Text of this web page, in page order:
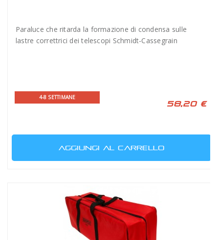
Paraluce che ritarda la formazione di condensa sulle
lastre correttrici dei telescopi Schmidt-Cassegrain
4-8 SETTIMANE
58,20 €
AGGIUNGI AL CARRELLO